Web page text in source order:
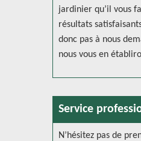
jardinier qu’il vous
résultats
donc pas à nous
nous vous en
Service
N’hésitez pas de